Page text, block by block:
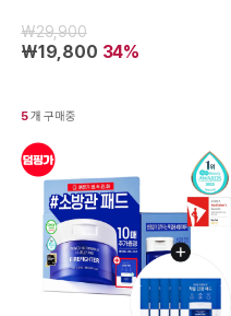
₩29,900
₩19,800 34%
5개 구매중